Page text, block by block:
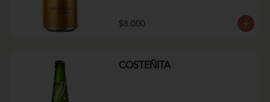
$8.000
COSTEÑITA